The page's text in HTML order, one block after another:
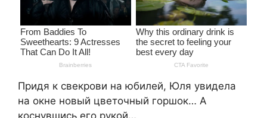
Придя к свекрови на юбилей, Юля увидела
на окне новый цветочный горшок… А